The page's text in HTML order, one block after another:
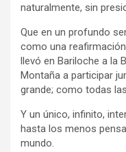
naturalmente, sin
Que en un profundo
como una
llevó en Bariloche a la
Montaña a participar
grande; como todas
Y un único, infinito,
hasta los menos
mundo.